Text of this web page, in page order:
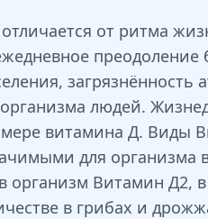
от ритма
загрязнённость
людей.
витамина Д. Виды
для организма
организм Витамин Д2,
в грибах и